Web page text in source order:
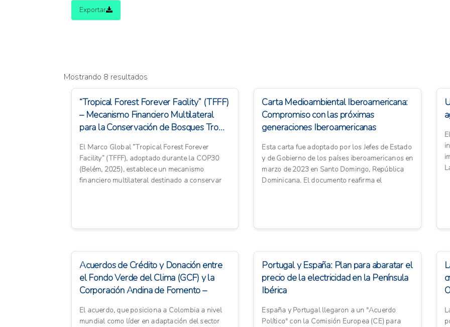
Exportar
Mostrando 8 resultados
“Tropical Forest Forever Facility” (TFFF)
– Mecanismo Financiero Multilateral
para la Conservación de Bosques Tro...
El Marco Global “Tropical Forest Forever
Facility” (TFFF), adoptado durante la COP30
(Belém, 2025), establece un mecanismo
financiero multilateral destinado a conservar
Carta Medioambiental Iberoamericana:
Compromiso con las próximas
generaciones Iberoamericanas
Esta carta fue adoptado por los Jefes de Estado
y de Gobierno de los países iberoamericanos en
marzo de 2023 en Santo Domingo, República
Dominicana. El documento reafirma el
Acuerdos de Crédito y Donación entre
el Fondo Verde del Clima (GCF) y la
Corporación Andina de Fomento –
El acuerdo, que posiciona a Colombia a nivel
mundial como líder en adaptación del sector
Portugal y España: Plan para abaratar el
precio de la electricidad en la Península
Ibérica
España y Portugal llegaron a un "Acuerdo
Político" con la Comisión Europea (CE) para